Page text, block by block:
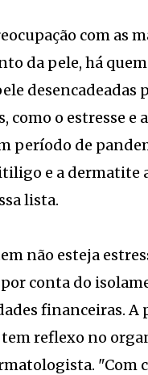
com as
da pele, há
desencadeadas
como o estresse e
período de
e a dermatite
lista.
não esteja
conta do
financeiras. A
reflexo no
"Com